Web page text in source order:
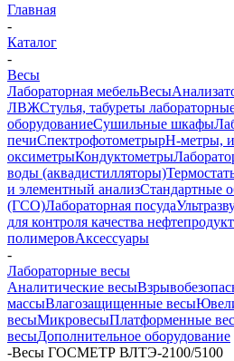
Главная
-
Каталог
-
Весы
Лабораторная мебельВесы
ЛВЖСтулья, табуреты
оборудованиеСушильные шкафы
печиСпектрофотометрыpH-метры,
оксиметрыКондуктометры
воды (аквадистилляторы)
и элементный анализСтандартные
(ГСО)Лабораторная посуда
для контроля качества
полимеровАксессуары
-
Лабораторные весы
Аналитические весы
массыВлагозащищенные весы
весыМикровесыПлатформенные
весыДополнительное оборудование
-Весы ГОСМЕТР ВЛТЭ-2100/5100